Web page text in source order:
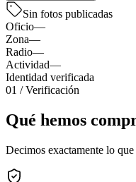
Sin fotos publicadas
Oficio—
Zona—
Radio—
Actividad—
Identidad verificada
01 / Verificación
Qué hemos
Decimos exactamente lo